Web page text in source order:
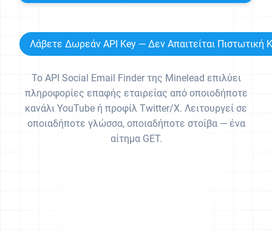
Λάβετε Δωρεάν API Key — Δεν Απαιτείται Πιστωτική
Το API Social Email Finder της Minelead επιλύει
πληροφορίες επαφής εταιρείας από οποιοδήποτε
κανάλι YouTube ή προφίλ Twitter/X. Λειτουργεί σε
οποιαδήποτε γλώσσα, οποιαδήποτε στοίβα — ένα
αίτημα GET.